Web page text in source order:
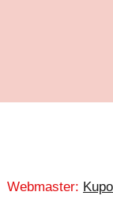
Webmaster: